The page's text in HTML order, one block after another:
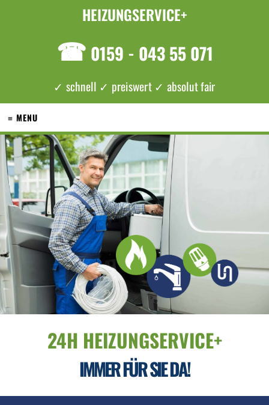
HEIZUNGSERVICE+
☎ 0159 - 043 55 071
✓ schnell ✓ preiswert ✓ absolut fair
≡ MENU
24H HEIZUNGSERVICE+
IMMER FÜR SIE DA!